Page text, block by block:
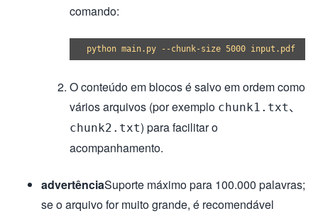
comando:
O conteúdo em blocos é salvo em ordem como
vários arquivos (por exemplo chunk1.txt、
chunk2.txt) para facilitar o
acompanhamento.
advertênciaSuporte máximo para 100.000 palavras;
se o arquivo for muito grande, é recomendável